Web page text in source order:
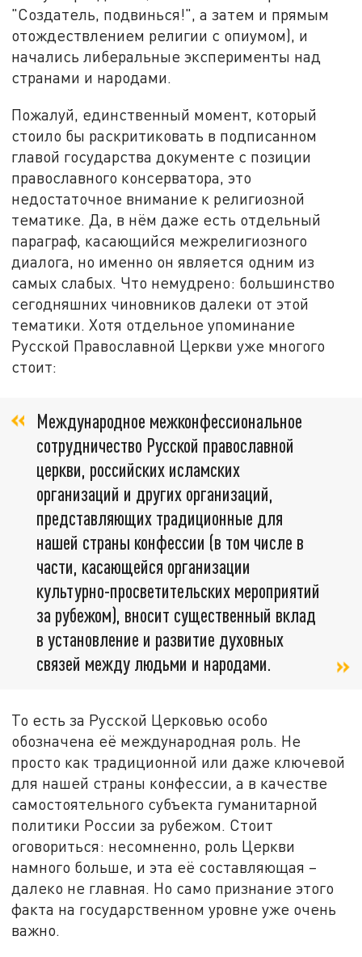
"Создатель, подвинься!", а затем и прямым
отождествлением религии с опиумом), и
начались либеральные эксперименты над
странами и народами.
Пожалуй, единственный момент, который
стоило бы раскритиковать в подписанном
главой государства документе с позиции
православного консерватора, это
недостаточное внимание к религиозной
тематике. Да, в нём даже есть отдельный
параграф, касающийся межрелигиозного
диалога, но именно он является одним из
самых слабых. Что немудрено: большинство
сегодняшних чиновников далеки от этой
тематики. Хотя отдельное упоминание
Русской Православной Церкви уже многого
стоит:
Международное межконфессиональное
сотрудничество Русской православной
церкви, российских исламских
организаций и других организаций,
представляющих традиционные для
нашей страны конфессии (в том числе в
части, касающейся организации
культурно-просветительских мероприятий
за рубежом), вносит существенный вклад
в установление и развитие духовных
связей между людьми и народами.
То есть за Русской Церковью особо
обозначена её международная роль. Не
просто как традиционной или даже ключевой
для нашей страны конфессии, а в качестве
самостоятельного субъекта гуманитарной
политики России за рубежом. Стоит
оговориться: несомненно, роль Церкви
намного больше, и эта её составляющая –
далеко не главная. Но само признание этого
факта на государственном уровне уже очень
важно.